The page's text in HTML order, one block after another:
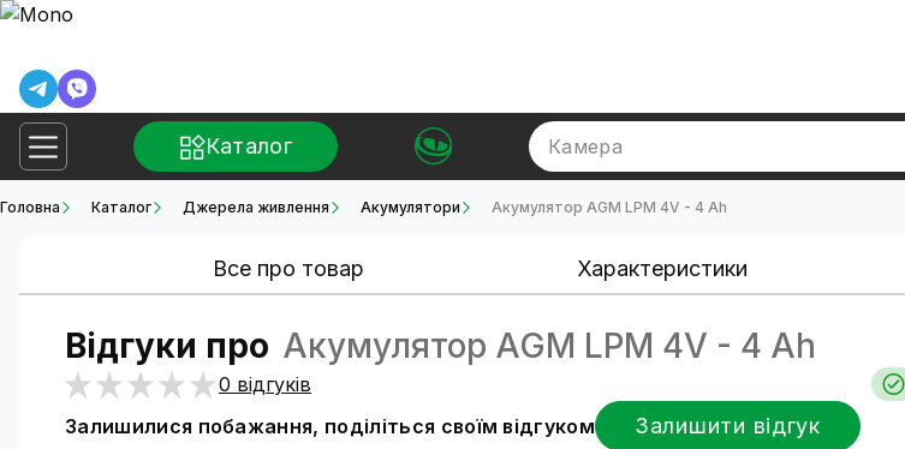
Каталог Камера
Головна Каталог Джерела живлення Акумулятори Акумулятор AGM LPM 4V - 4 Ah
Все про товар Характеристики
Відгуки про Акумулятор AGM LPM 4V - 4 Ah
0 відгуків
Залишилися побажання, поділіться своїм відгуком
Залишити відгук